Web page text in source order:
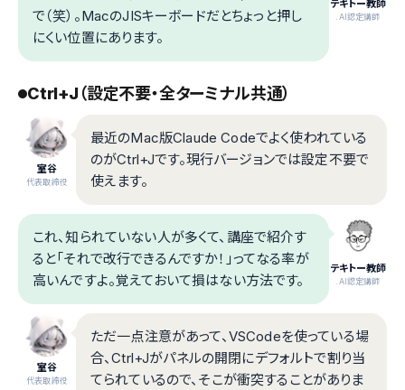
テキトー教師
.AI認定講師
で（笑）。MacのJISキーボードだとちょっと押し
にくい位置にあります。
Ctrl+J（設定不要・全ターミナル共通）
室谷
代表取締役
最近のMac版Claude Codeでよく使われている
のがCtrl+Jです。現行バージョンでは設定不要で
使えます。
テキトー教師
.AI認定講師
これ、知られていない人が多くて、講座で紹介す
ると「それで改行できるんですか！」ってなる率が
高いんですよ。覚えておいて損はない方法です。
室谷
代表取締役
ただ一点注意があって、VSCodeを使っている場
合、Ctrl+Jがパネルの開閉にデフォルトで割り当
てられているので、そこが衝突することがありま